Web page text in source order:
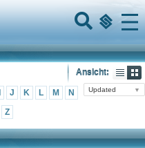
Menu
Ansicht:
J K L M
N
Z
Updated ▼